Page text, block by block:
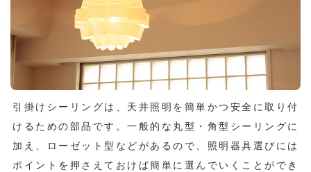
引掛けシーリングは、天井照明を簡単かつ安全に取り付
けるための部品です。一般的な丸型・角型シーリングに
加え、ローゼット型などがあるので、照明器具選びには
ポイントを押さえておけば簡単に選んでいくことができ